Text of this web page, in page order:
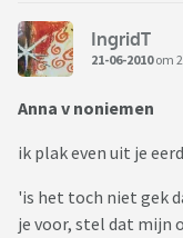
IngridT
21-06-2010om
Anna v noniemen
ik plak even uit je
'is het toch niet gek
je voor, stel dat mijn